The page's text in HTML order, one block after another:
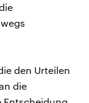
den Urteilen
die